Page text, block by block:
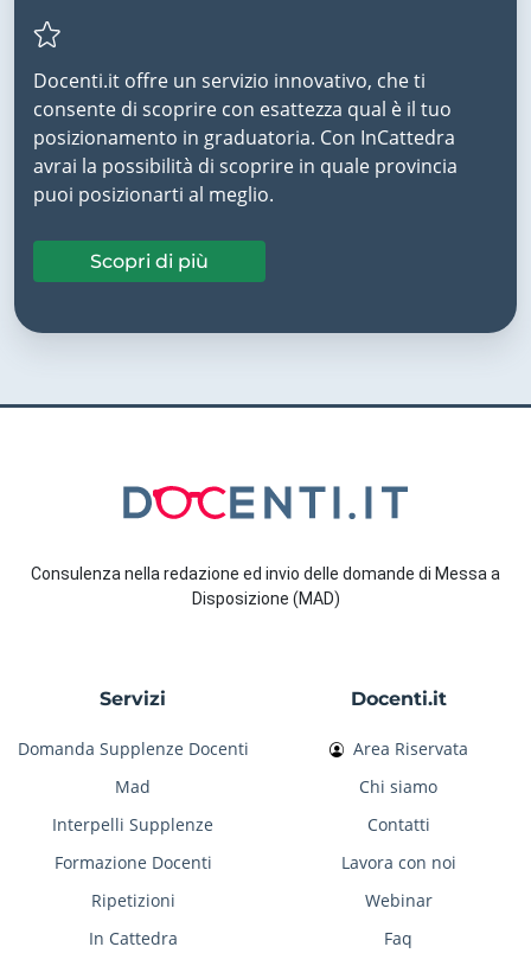
Docenti.it offre un servizio innovativo, che ti
consente di scoprire con esattezza qual è il tuo
posizionamento in graduatoria. Con InCattedra
avrai la possibilità di scoprire in quale provincia
puoi posizionarti al meglio.
Scopri di più
Consulenza nella redazione ed invio delle domande di Messa a
Disposizione (MAD)
Servizi
Domanda Supplenze Docenti
Mad
Interpelli Supplenze
Formazione Docenti
Ripetizioni
In Cattedra
Docenti.it
Area Riservata
Chi siamo
Contatti
Lavora con noi
Webinar
Faq